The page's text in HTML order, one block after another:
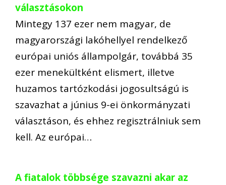
választásokon
Mintegy 137 ezer nem magyar, de
magyarországi lakóhellyel rendelkező
európai uniós állampolgár, továbbá 35
ezer menekültként elismert, illetve
huzamos tartózkodási jogosultságú is
szavazhat a június 9-ei önkormányzati
választáson, és ehhez regisztrálniuk sem
kell. Az európai…
A fiatalok többsége szavazni akar az